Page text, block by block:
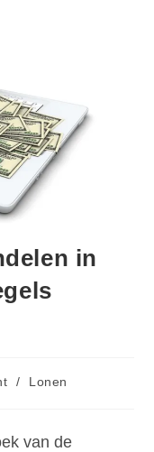
in
/ Lonen
van de